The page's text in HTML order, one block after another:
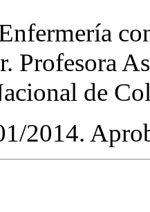
Profesora
de
2014.